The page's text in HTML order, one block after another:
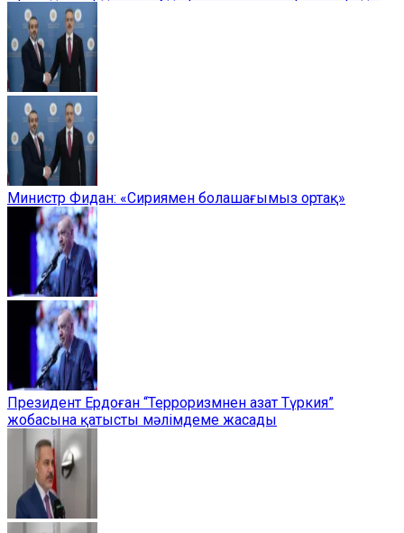
Министр Фидан: «Сириямен болашағымыз ортақ»
Президент Ердоған “Терроризмнен азат Түркия”
жобасына қатысты мәлімдеме жасады